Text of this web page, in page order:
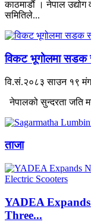
काठमाडौं । नेपाल उद्योग
समितिले...
विकट भूगोलमा सडक
वि.सं.२०८३ साउन १९
नेपालको सुन्दरता जति
ताजा
YADEA
Three...